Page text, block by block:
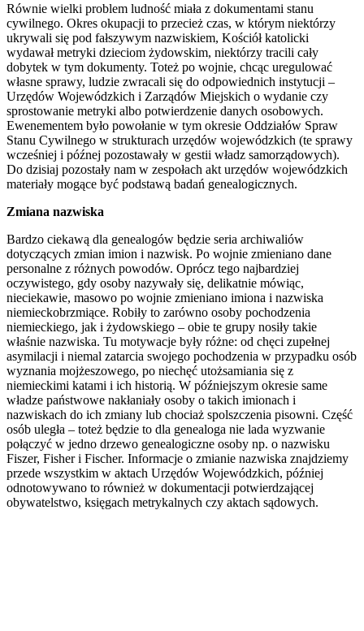
Równie wielki problem ludność miała z dokumentami stanu
cywilnego. Okres okupacji to przecież czas, w którym niektórzy
ukrywali się pod fałszywym nazwiskiem, Kościół katolicki
wydawał metryki dzieciom żydowskim, niektórzy tracili cały
dobytek w tym dokumenty. Toteż po wojnie, chcąc uregulować
własne sprawy, ludzie zwracali się do odpowiednich instytucji –
Urzędów Wojewódzkich i Zarządów Miejskich o wydanie czy
sprostowanie metryki albo potwierdzenie danych osobowych.
Ewenementem było powołanie w tym okresie Oddziałów Spraw
Stanu Cywilnego w strukturach urzędów wojewódzkich (te sprawy
wcześniej i późnej pozostawały w gestii władz samorządowych).
Do dzisiaj pozostały nam w zespołach akt urzędów wojewódzkich
materiały mogące być podstawą badań genealogicznych.
Zmiana nazwiska
Bardzo ciekawą dla genealogów będzie seria archiwaliów
dotyczących zmian imion i nazwisk. Po wojnie zmieniano dane
personalne z różnych powodów. Oprócz tego najbardziej
oczywistego, gdy osoby nazywały się, delikatnie mówiąc,
nieciekawie, masowo po wojnie zmieniano imiona i nazwiska
niemieckobrzmiące. Robiły to zarówno osoby pochodzenia
niemieckiego, jak i żydowskiego – obie te grupy nosiły takie
właśnie nazwiska. Tu motywacje były różne: od chęci zupełnej
asymilacji i niemal zatarcia swojego pochodzenia w przypadku osób
wyznania mojżeszowego, po niechęć utożsamiania się z
niemieckimi katami i ich historią. W późniejszym okresie same
władze państwowe nakłaniały osoby o takich imionach i
nazwiskach do ich zmiany lub chociaż spolszczenia pisowni. Część
osób uległa – toteż będzie to dla genealoga nie lada wyzwanie
połączyć w jedno drzewo genealogiczne osoby np. o nazwisku
Fiszer, Fisher i Fischer. Informacje o zmianie nazwiska znajdziemy
przede wszystkim w aktach Urzędów Wojewódzkich, później
odnotowywano to również w dokumentacji potwierdzającej
obywatelstwo, księgach metrykalnych czy aktach sądowych.